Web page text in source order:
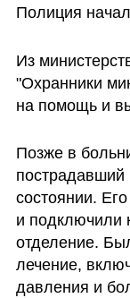
Полиция
Из
"Охранники
на помощь и
Позже в
состоянии.
и подключили
отделение.
лечение,
давления и